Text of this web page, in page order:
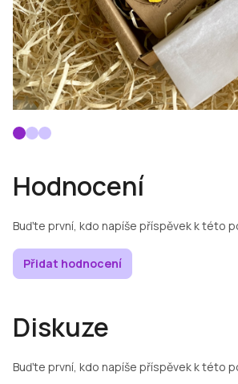
Hodnocení
Buďte první, kdo napíše příspěvek k této
Přidat hodnocení
Diskuze
Buďte první, kdo napíše příspěvek k této